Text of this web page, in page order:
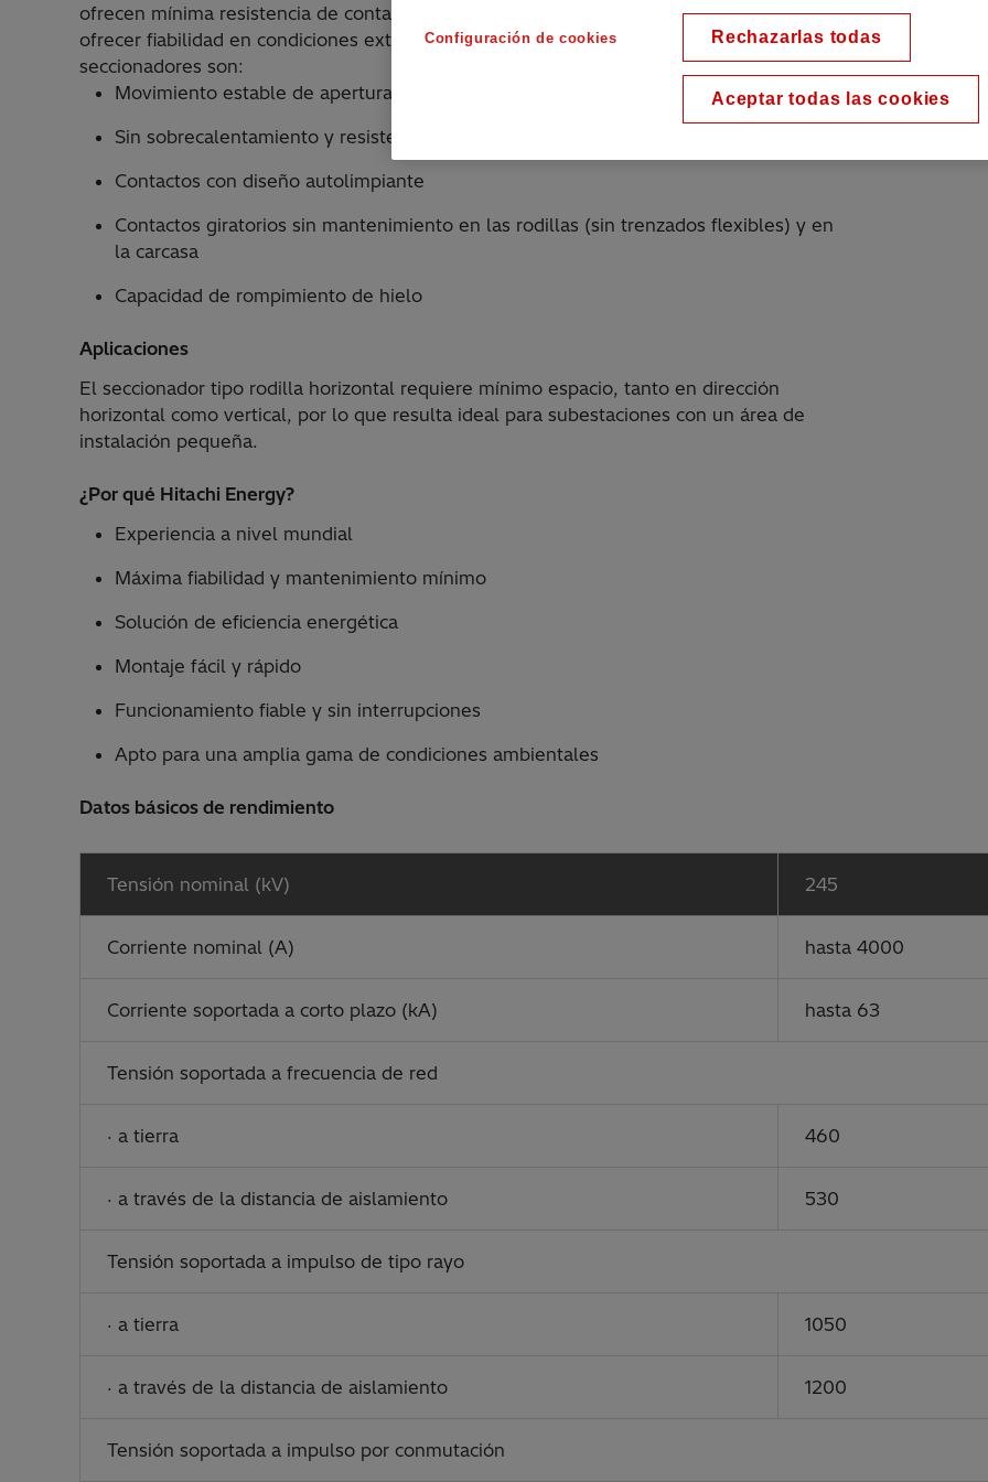
ofrecen mínima resistencia de contacto. Están equipados con enclavamiento para
ofrecer fiabilidad en condiciones extremas. Otras características importantes de estos
seccionadores son:
Movimiento estable de apertura/cierre de los seccionadores
Sin sobrecalentamiento y resistencia de contacto constante durante toda la vida útil
Contactos con diseño autolimpiante
Contactos giratorios sin mantenimiento en las rodillas (sin trenzados flexibles) y en
la carcasa
Capacidad de rompimiento de hielo
Aplicaciones
El seccionador tipo rodilla horizontal requiere mínimo espacio, tanto en dirección
horizontal como vertical, por lo que resulta ideal para subestaciones con un área de
instalación pequeña.
¿Por qué Hitachi Energy?
Experiencia a nivel mundial
Máxima fiabilidad y mantenimiento mínimo
Solución de eficiencia energética
Montaje fácil y rápido
Funcionamiento fiable y sin interrupciones
Apto para una amplia gama de condiciones ambientales
Datos básicos de rendimiento
Tensión nominal (kV) 245
Corriente nominal (A) hasta 4000
Corriente soportada a corto plazo (kA) hasta 63
Tensión soportada a frecuencia de red
· a tierra 460
· a través de la distancia de aislamiento 530
Tensión soportada a impulso de tipo rayo
· a tierra 1050
· a través de la distancia de aislamiento 1200
Tensión soportada a impulso por conmutación
Configuración de cookies Rechazarlas todas
Aceptar todas las cookies